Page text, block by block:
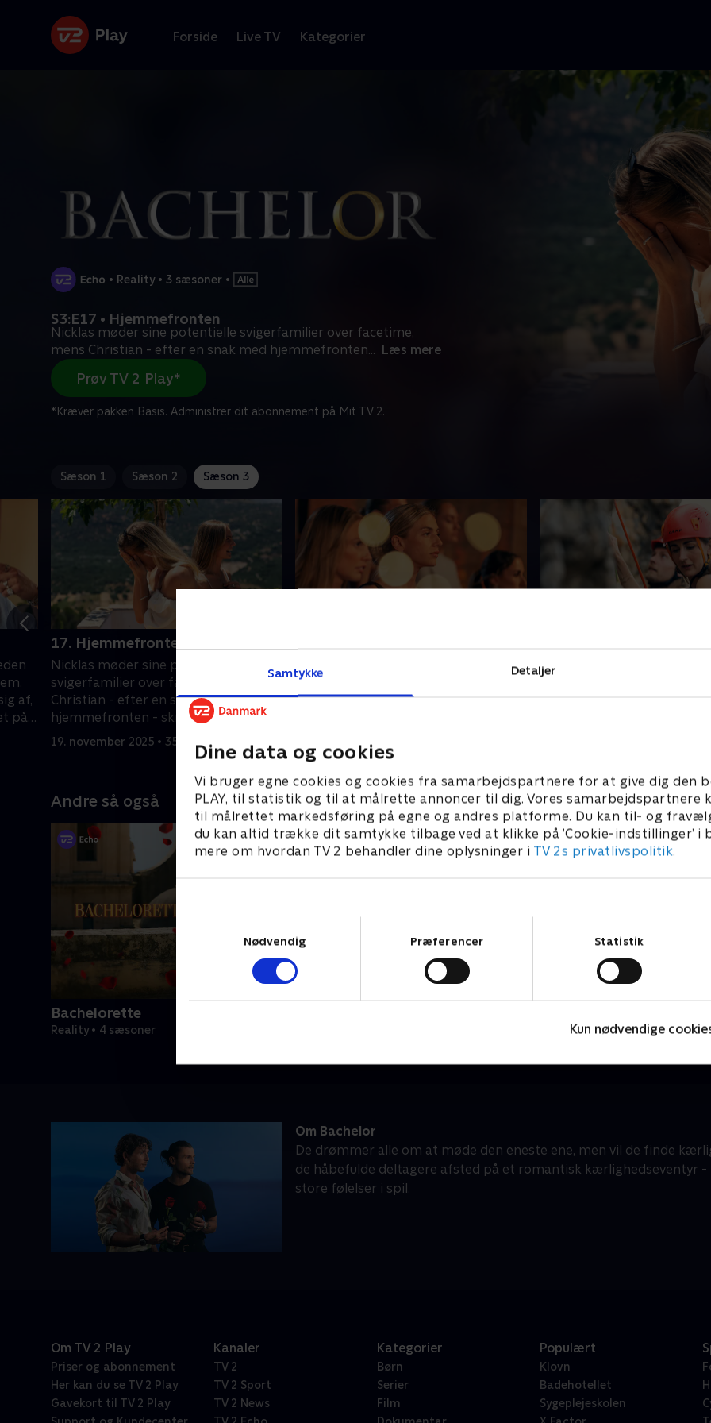
Samtykke Detaljer
Dine data og cookies
Vi bruger egne cookies og cookies fra samarbejdspartnere for at give dig den
PLAY, til statistik og til at målrette annoncer til dig. Vores samarbejdspartnere
til målrettet markedsføring på egne og andres platforme. Du kan til- og
du kan altid trække dit samtykke tilbage ved at klikke på ’Cookie-indstillinger’ i
mere om hvordan TV 2 behandler dine oplysninger i TV 2s privatlivspolitik.
Nødvendig
Præferencer Statistik
Kun nødvendige
Forside Live TV Kategorier
• Reality • 3 sæsoner •
S3:E17 • Hjemmefronten
Nicklas møder sine potentielle svigerfamilier over facetime,
mens Christian - efter en snak med hjemmefronten... Læs mere
Prøv TV 2 Play*
*Kræver pakken Basis. Administrer dit abonnement på Mit TV 2.
Sæson 1 Sæson 2 Sæson 3
af,
på
17. Hjemmefronten
Nicklas møder sine potentielle
svigerfamilier over facetime, mens
Christian - efter en snak med
hjemmefronten - skruer helt op for
flirten.
19. november 2025 • 35 min
De to mænd bliver tvunget til at
mærke efter, stå ved deres følelser og
træffe afgørende valg. Det bliver en
20. november 2025 • 37 min
Christian og Nicklas er klar
Andre så også
Bachelorette
Reality • 4 sæsoner
Om Bachelor
De drømmer alle om at møde den eneste ene, men vil de finde
de håbefulde deltagere afsted på et romantisk kærlighedseventyr -
store følelser i spil.
Om TV 2 Play
Priser og abonnement
Her kan du se TV 2 Play
Gavekort til TV 2 Play
Kanaler
TV 2
TV 2 Sport
TV 2 News
Kategorier
Børn
Serier
Film
Populært
Klovn
Badehotellet
Sygeplejeskolen